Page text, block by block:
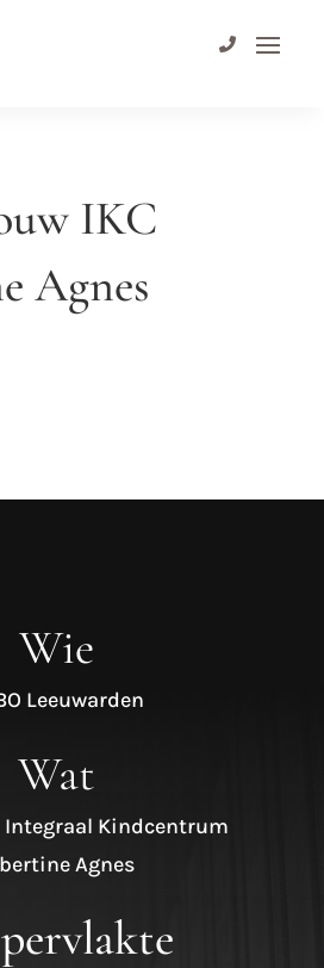
IKC
Agnes
Wie
Leeuwarden
Wat
Integraal Kindcentrum
Agnes